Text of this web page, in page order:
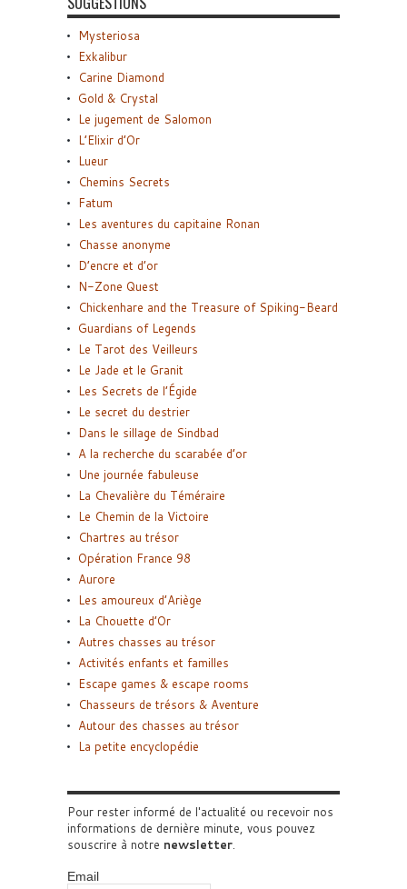
Mysteriosa
Exkalibur
Carine Diamond
Gold & Crystal
Le jugement de Salomon
L’Elixir d’Or
Lueur
Chemins Secrets
Fatum
Les aventures du capitaine Ronan
Chasse anonyme
D’encre et d’or
N-Zone Quest
Chickenhare and the Treasure of Spiking-Beard
Guardians of Legends
Le Tarot des Veilleurs
Le Jade et le Granit
Les Secrets de l’Égide
Le secret du destrier
Dans le sillage de Sindbad
A la recherche du scarabée d’or
Une journée fabuleuse
La Chevalière du Téméraire
Le Chemin de la Victoire
Chartres au trésor
Opération France 98
Aurore
Les amoureux d’Ariège
La Chouette d’Or
Autres chasses au trésor
Activités enfants et familles
Escape games & escape rooms
Chasseurs de trésors & Aventure
Autour des chasses au trésor
La petite encyclopédie
Pour rester informé de l'actualité ou recevoir nos
informations de dernière minute, vous pouvez
souscrire à notre newsletter.
Email